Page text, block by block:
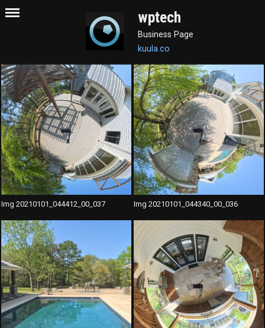
wptech
Business Page
kuula.co
Img 20210101_044412_00_037 Img 20210101_044340_00_036